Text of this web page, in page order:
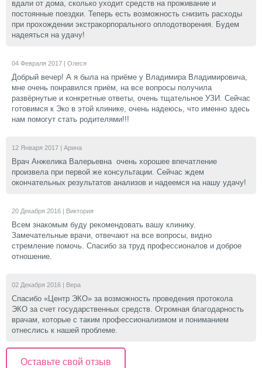
вдали от дома, сколько уходит средств на проживание и
постоянные поездки. Теперь есть возможность снизить расходы
при прохождении экстракорпорального оплодотворения. Будем
надеяться на удачу!
04 Февраля 2017 | Олеся
Добрый вечер! А я была на приёме у Владимира Владимировича,
мне очень понравился приём, на все вопросы получила
развёрнутые и конкретные ответы, очень тщательное УЗИ. Сейчас
готовимся к Эко в этой клинике, очень надеюсь, что именно здесь
нам помогут стать родителями!!!
12 Января 2017 | Арина
Врач Анжелика Валерьевна очень хорошее впечатление
произвела при первой же консультации. Сейчас ждем
окончательных результатов анализов и надеемся на нашу удачу!
20 Декабря 2016 | Виктория
Всем знакомым буду рекомендовать вашу клинику.
Замечательные врачи, отвечают на все вопросы, видно
стремление помочь. Спасибо за труд профессионалов и доброе
отношение.
02 Декабря 2016 | Вера
Спасибо «Центр ЭКО» за возможность проведения протокола
ЭКО за счет государственных средств. Огромная благодарность
врачам, которые с таким профессионализмом и пониманием
отнеслись к нашей проблеме.
Оставьте свой отзыв